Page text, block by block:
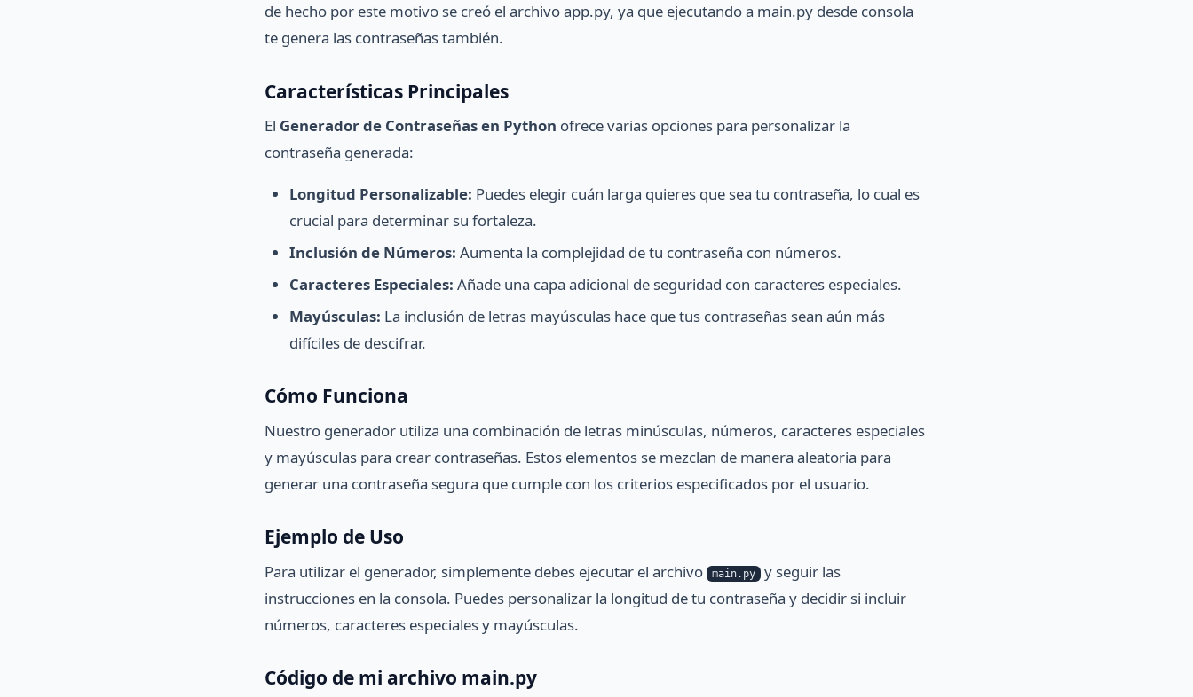
de hecho por este motivo se creó el archivo app.py, ya que ejecutando a main.py desde consola
te genera las contraseñas también.
Características Principales
El Generador de Contraseñas en Python ofrece varias opciones para personalizar la
contraseña generada:
Longitud Personalizable: Puedes elegir cuán larga quieres que sea tu contraseña, lo cual es
crucial para determinar su fortaleza.
Inclusión de Números: Aumenta la complejidad de tu contraseña con números.
Caracteres Especiales: Añade una capa adicional de seguridad con caracteres especiales.
Mayúsculas: La inclusión de letras mayúsculas hace que tus contraseñas sean aún más
difíciles de descifrar.
Cómo Funciona
Nuestro generador utiliza una combinación de letras minúsculas, números, caracteres especiales
y mayúsculas para crear contraseñas. Estos elementos se mezclan de manera aleatoria para
generar una contraseña segura que cumple con los criterios especificados por el usuario.
Ejemplo de Uso
Para utilizar el generador, simplemente debes ejecutar el archivo main.py
y seguir las
instrucciones en la consola. Puedes personalizar la longitud de tu contraseña y decidir si incluir
números, caracteres especiales y mayúsculas.
Código de mi archivo main.py